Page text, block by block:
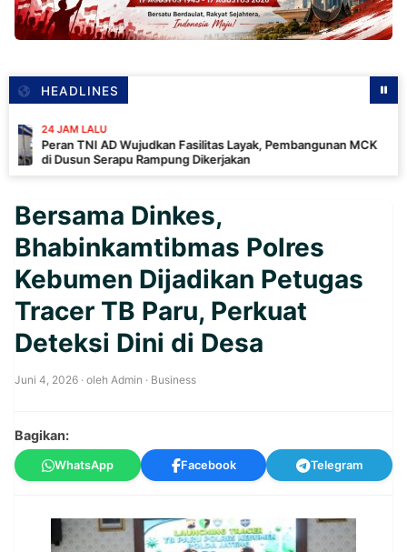
HEADLINES
LALU
AD Wujudkan Fasilitas Layak, Pembangunan MCK
Serapu Rampung Dikerjakan
Bersama Dinkes,
Bhabinkamtibmas Polres
Kebumen Dijadikan Petugas
Tracer TB Paru, Perkuat
Deteksi Dini di Desa
Juni 4, 2026 · oleh Admin · Business
Bagikan:
WhatsApp Facebook Telegram